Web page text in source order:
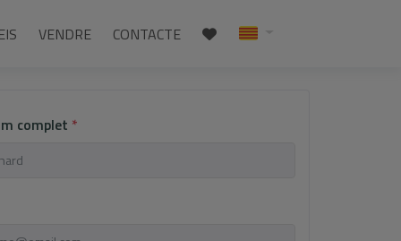
VENDRE CONTACTE
complet *